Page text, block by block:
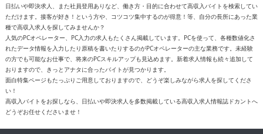
日払いや即決求人、また社員登用ありなど、働き方・目的に合わせて高収入バイトを検索してい
ただけます。接客が好き！という方や、コツコツ集中するのが得意！等、自分の長所にあった業
種で高収入求人を探してみませんか？
人気のPCオペレーター、PC入力の求人もたくさん掲載しています。PCを使って、各種数値化さ
れたデータ情報を入力したり原稿を書いたりするのがPCオペレーターの主な業務です。未経験
の方でも可能なお仕事で、将来のPCスキルアップも見込めます。新着求人情報も続々追加して
おりますので、きっとアナタに合ったバイトが見つかります。
面白特集ページもたっぷりご用意しておりますので、どうぞ楽しみながら求人を探してくださ
い！
高収入バイトをお探しなら、日払いや即決求人を多数掲載している高収入求人情報誌ドカントへ
どうぞお任せくださいませ！